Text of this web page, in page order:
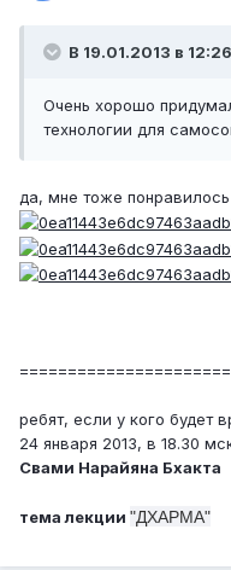
В 19.01.2013 в
Очень хорошо
технологии для
да, мне тоже понравилось
ребят, если у кого будет
24 января 2013, в 18.30
Свами Нарайяна Бхакта
тема лекции "ДХАРМА"